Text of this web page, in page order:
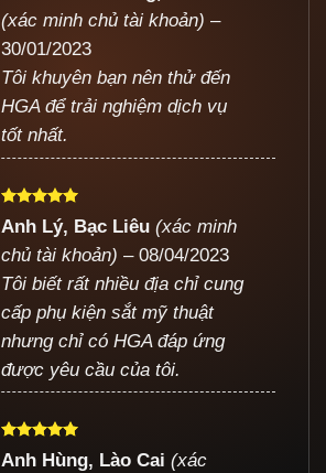
sao
(xác minh chủ tài khoản) –
30/01/2023
Tôi khuyên bạn nên thử đến
HGA để trải nghiệm dịch vụ
tốt nhất.
Được xếp
hạng55
sao
Anh Lý, Bạc Liêu(xác minh
chủ tài khoản) – 08/04/2023
Tôi biết rất nhiều địa chỉ cung
cấp phụ kiện sắt mỹ thuật
nhưng chỉ có HGA đáp ứng
được yêu cầu của tôi.
Được xếp
Anh Hùng, Lào Cai(xác